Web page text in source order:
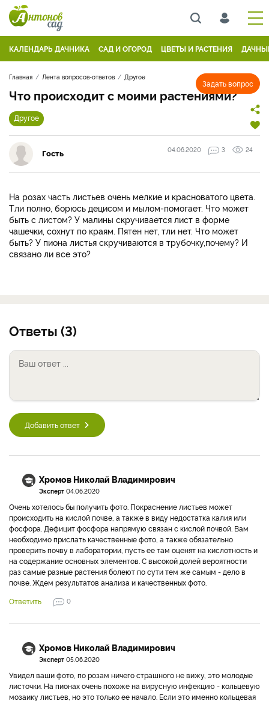
КАЛЕНДАРЬ ДАЧНИКА САД И ОГОРОД ЦВЕТЫ И РАСТЕНИЯ
Задать вопрос
Главная Лента вопросов-ответов Другое
Что происходит с моими растениями?
Другое
Гость 04.06.2020 3 24
На розах часть листьев очень мелкие и красноватого цвета.
Тли полно, борюсь децисом и мылом-помогает. Что может
быть с листом? У малины скручивается лист в форме
чашечки, сохнут по краям. Пятен нет, тли нет. Что может
быть? У пиона листья скручиваются в трубочку,почему? И
связано ли все это?
Ответы (3)
Добавить ответ
Хромов Николай Владимирович
Эксперт 04.06.2020
Очень хотелось бы получить фото. Покраснение листьев может
происходить на кислой почве, а также в виду недостатка калия или
фосфора. Дефицит фосфора напрямую связан с кислой почвой. Вам
необходимо прислать качественные фото, а также обязательно
проверить почву в лаборатории, пусть ее там оценят на кислотность и
на содержание основных элементов. С высокой долей вероятности
раз самые разные растения болеют по сути тем же самым - дело в
почве. Ждем результатов анализа и качественных фото.
Ответить
0
Хромов Николай Владимирович
Эксперт 05.06.2020
Увидел ваши фото, по розам ничего страшного не вижу, это молодые
листочки. На пионах очень похоже на вирусную инфекцию - кольцевую
мозаику листьев, но это только ее начало. Если это именно кольцевая